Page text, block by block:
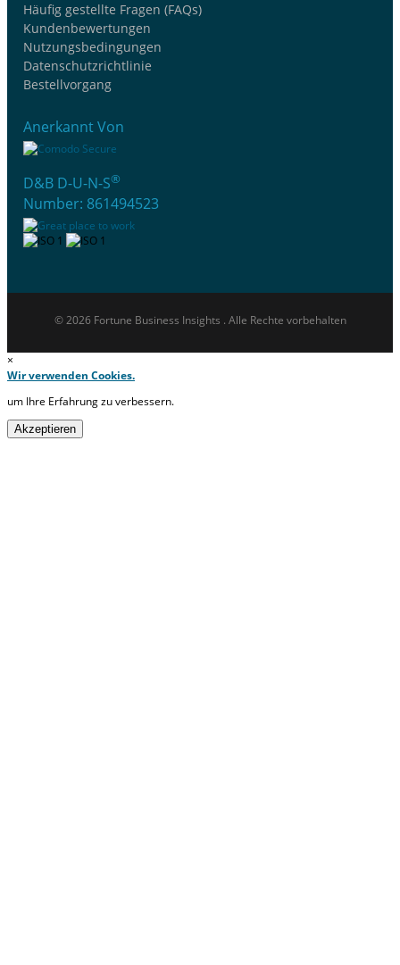
Häufig gestellte Fragen (FAQs)
Kundenbewertungen
Nutzungsbedingungen
Datenschutzrichtlinie
Bestellvorgang
Anerkannt Von
D&B D-U-N-S®
Number: 861494523
© 2026 Fortune Business Insights . Alle Rechte vorbehalten
×
Wir verwenden Cookies.
um Ihre Erfahrung zu verbessern.
Akzeptieren